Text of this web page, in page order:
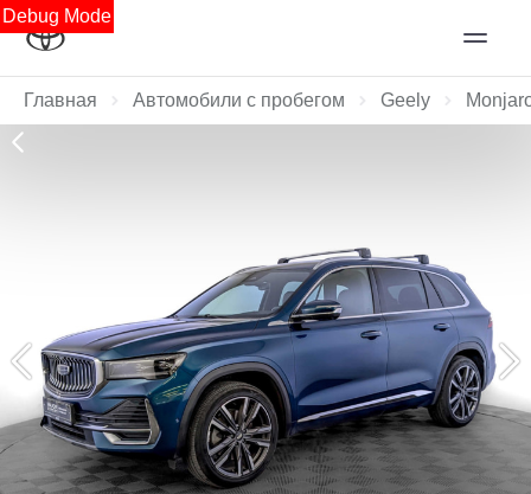
Debug Mode
Главная Автомобили с пробегом Geely